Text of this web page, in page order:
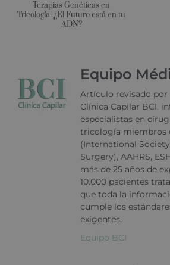
Terapias Genéticas en
Tricología: ¿El Futuro está en tu
ADN?
Equipo
Artículo revisado por
Clínica Capilar BCI,
especialistas en
tricología miembros
(International
Surgery), AAHRS,
más de 25 años de
10.000 pacientes
que toda la
cumple los
exigentes.
Equipo BCI